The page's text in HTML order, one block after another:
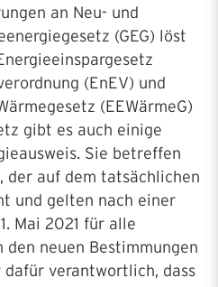
an Neu- und
(GEG) löst
(EnEV) und
(EEWärmeG)
gibt es auch einige
Sie betreffen
der auf dem tatsächlichen
und gelten nach einer
Mai 2021 für alle
den neuen Bestimmungen
verantwortlich, dass